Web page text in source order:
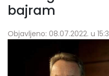
bajram
Objavljeno: 08.07.2022. u